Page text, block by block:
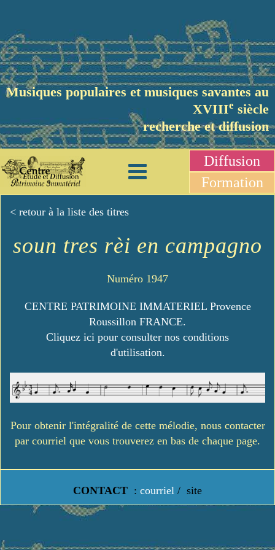
Musiques populaires et musiques savantes au
XVIIIe siècle
recherche et diffusion
Diffusion
Formation
< retour à la liste des titres
soun tres rèi en campagno
Numéro 1947
CENTRE PATRIMOINE IMMATERIEL Provence
Roussillon FRANCE.
Cliquez ici pour consulter nos conditions
d'utilisation.
Pour obtenir l'intégralité de cette mélodie, nous contacter
par courriel que vous trouverez en bas de chaque page.
CONTACT : courriel / site
https://www.lavielledanstoussesetats.fr